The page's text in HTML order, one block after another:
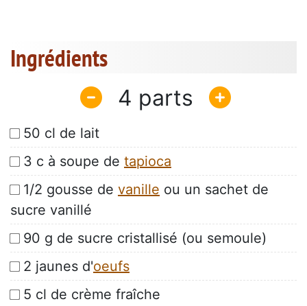
Ingrédients
4
50 cl de lait
3 c à soupe de tapioca
1/2 gousse de vanille ou un sachet de
sucre vanillé
90 g de sucre cristallisé (ou semoule)
2 jaunes d'oeufs
5 cl de crème fraîche